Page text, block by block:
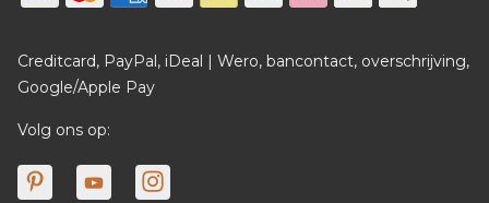
Creditcard, PayPal, iDeal | Wero, bancontact, overschrijving,
Google/Apple Pay
Volg ons op: